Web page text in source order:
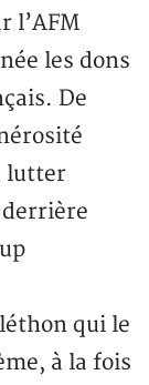
l’AFM
les dons
De
lutter
qui le
à la fois